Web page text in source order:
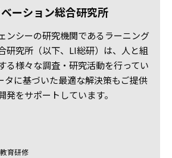
ーション総合研究所
ンシーの研究機関であるラーニング
研究所（以下、LI総研）は、人と組
る様々な調査・研究活動を行ってい
タに基づいた最適な解決策もご提供
発をサポートしています。
育研修